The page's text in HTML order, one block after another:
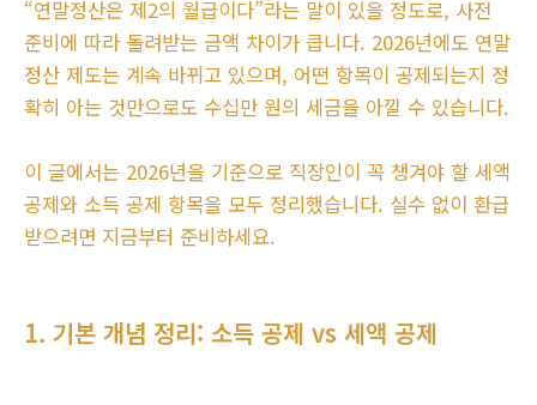
“연말정산은 제2의 월급이다”라는 말이 있을 정도로, 사전
준비에 따라 돌려받는 금액 차이가 큽니다. 2026년에도 연말
정산 제도는 계속 바뀌고 있으며, 어떤 항목이 공제되는지 정
확히 아는 것만으로도 수십만 원의 세금을 아낄 수 있습니다.
이 글에서는 2026년을 기준으로 직장인이 꼭 챙겨야 할 세액
공제와 소득 공제 항목을 모두 정리했습니다. 실수 없이 환급
받으려면 지금부터 준비하세요.
1. 기본 개념 정리: 소득 공제 vs 세액 공제